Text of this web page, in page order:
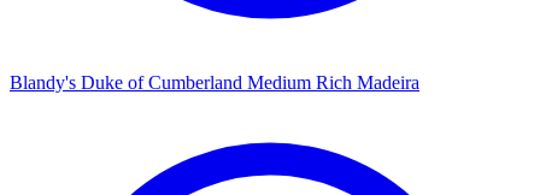
Blandy's Duke of Cumberland Medium Rich Madeira